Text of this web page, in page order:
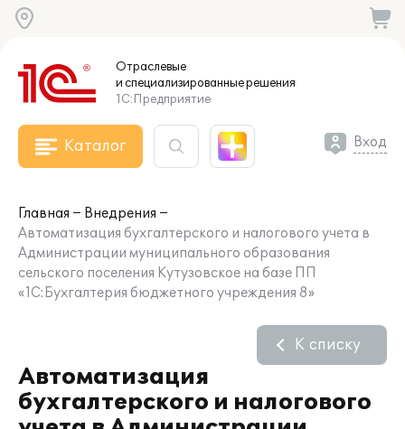
Отраслевые
и специализированныерешения
1С:Предприятие
Каталог Вход
Главная
Внедрения
Автоматизация бухгалтерского и налогового учета в
Администрации муниципального образования
сельского поселения Кутузовское на базе ПП
«1С:Бухгалтерия бюджетного учреждения 8»
Автоматизация
бухгалтерского и налогового
К списку